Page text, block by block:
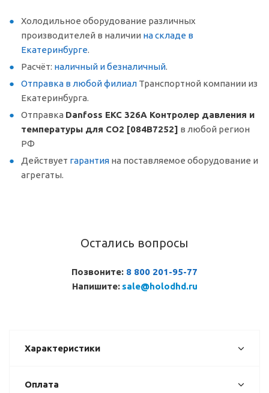
Холодильное оборудование различных
производителей в наличии на складе в
Екатеринбурге.
Расчёт: наличный и безналичный.
Отправка в любой филиал Транспортной компании из
Екатеринбурга.
Отправка Danfoss EKC 326A Контролер давления и
температуры для СО2 [084B7252] в любой регион
РФ
Действует гарантия на поставляемое оборудование и
агрегаты.
Остались вопросы
Позвоните: 8 800 201-95-77
Напишите: sale@holodhd.ru
Характеристики
Оплата